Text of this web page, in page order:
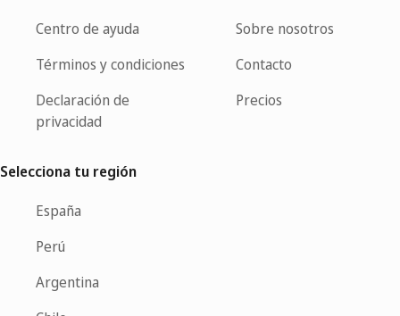
Centro de ayuda
Términos y condiciones
Declaración de
privacidad
Sobre nosotros
Contacto
Precios
Selecciona tu región
España
Perú
Argentina